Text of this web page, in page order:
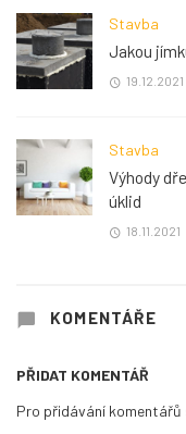
Stavba
Jakou
19.12.2021
Stavba
Výhody
úklid
18.11.2021
KOMENTÁŘE
PŘIDAT KOMENTÁŘ
Pro přidávání komentářů